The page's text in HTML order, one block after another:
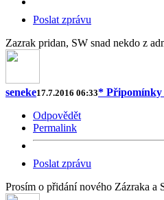
Poslat zprávu
Zazrak pridan, SW snad nekdo z
seneke17.7.2016 06:33* Připomínky
Odpovědět
Permalink
Poslat zprávu
Prosím o přidání nového Zázraka a